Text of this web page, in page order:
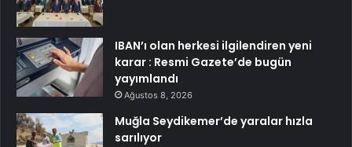
IBAN’ı olan herkesi ilgilendiren yeni
karar : Resmi Gazete’de bugün
yayımlandı
Ağustos 8, 2026
Muğla Seydikemer’de yaralar hızla
sarılıyor